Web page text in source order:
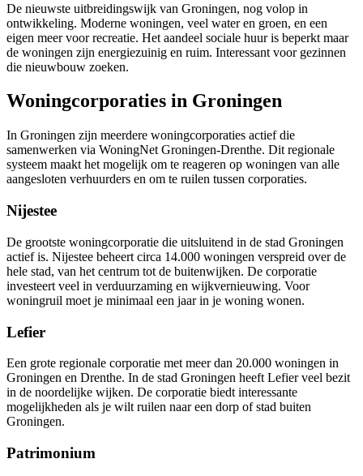
De nieuwste uitbreidingswijk van Groningen, nog volop in
ontwikkeling. Moderne woningen, veel water en groen, en een
eigen meer voor recreatie. Het aandeel sociale huur is beperkt maar
de woningen zijn energiezuinig en ruim. Interessant voor gezinnen
die nieuwbouw zoeken.
Woningcorporaties in Groningen
In Groningen zijn meerdere woningcorporaties actief die
samenwerken via WoningNet Groningen-Drenthe. Dit regionale
systeem maakt het mogelijk om te reageren op woningen van alle
aangesloten verhuurders en om te ruilen tussen corporaties.
Nijestee
De grootste woningcorporatie die uitsluitend in de stad Groningen
actief is. Nijestee beheert circa 14.000 woningen verspreid over de
hele stad, van het centrum tot de buitenwijken. De corporatie
investeert veel in verduurzaming en wijkvernieuwing. Voor
woningruil moet je minimaal een jaar in je woning wonen.
Lefier
Een grote regionale corporatie met meer dan 20.000 woningen in
Groningen en Drenthe. In de stad Groningen heeft Lefierveel bezit
in de noordelijke wijken. De corporatie biedt interessante
mogelijkheden als je wilt ruilen naar een dorp of stad buiten
Groningen.
Patrimonium